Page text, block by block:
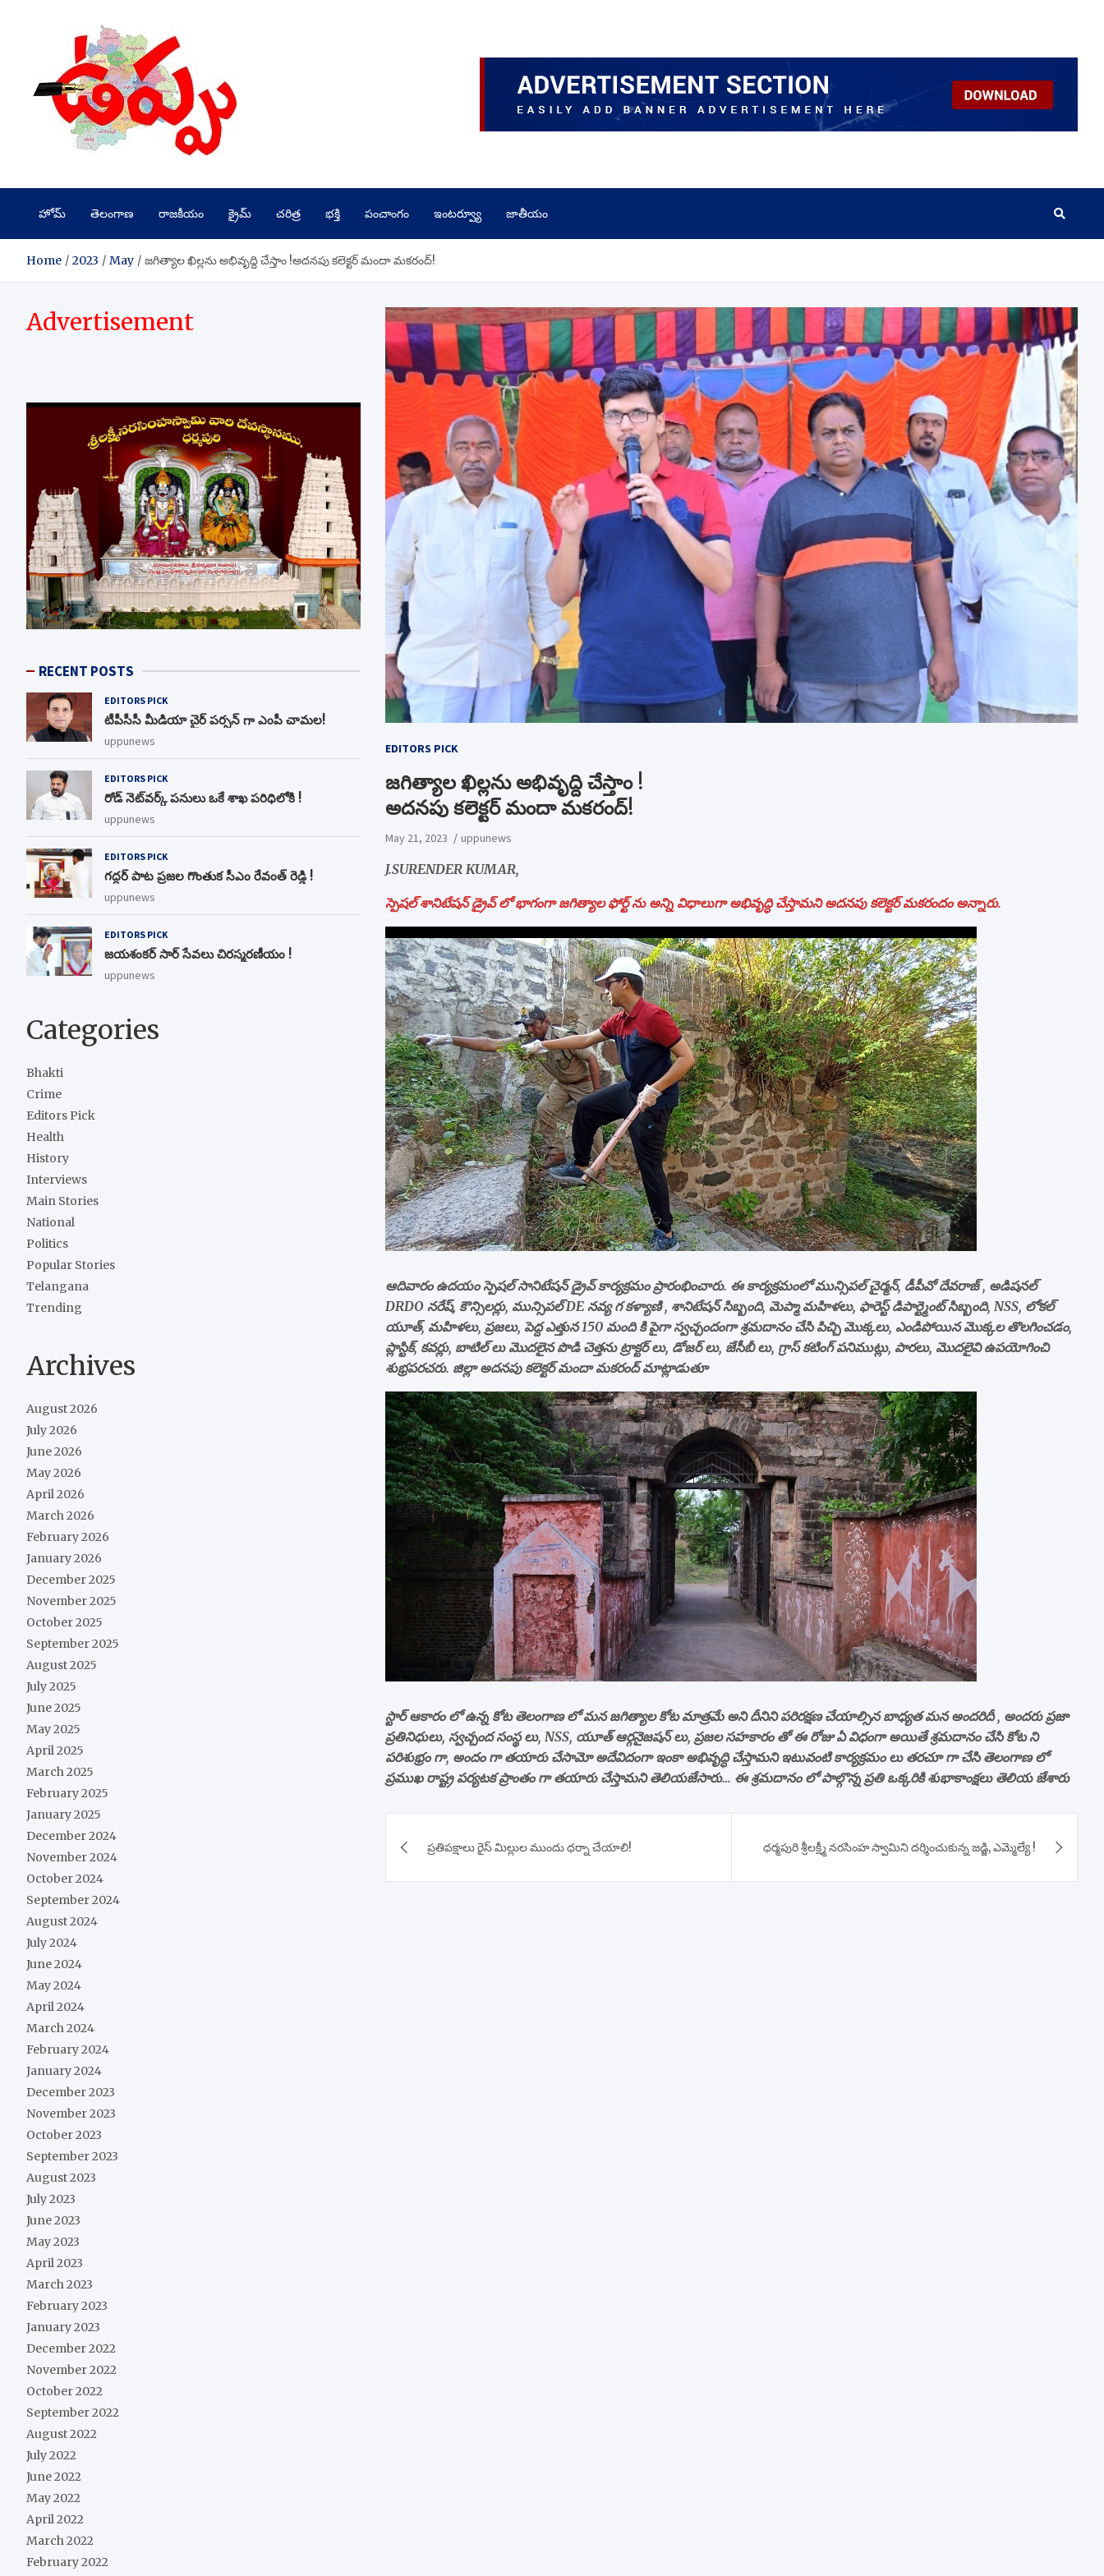
హోమ్ తెలంగాణ రాజకీయం క్రైమ్ చరిత్ర భక్తి పంచాంగం ఇంటర్వ్యూ జాతీయం
Home 2023 May జగిత్యాల ఖిల్లను అభివృద్ది చేస్తాం !అదనపు కలెక్టర్ మందా మకరంద్!
EDITORS PICK
జగిత్యాల ఖిల్లను అభివృద్ది చేస్తాం !
అదనపు కలెక్టర్ మందా మకరంద్!
May 21, 2023 uppunews
J.SURENDER KUMAR,
స్పెషల్ శానిటేషన్ డ్రైవ్ లో భాగంగా జగిత్యాల ఫోర్ట్ ను అన్ని విధాలుగా అభివృద్ధి చేస్తామని అదనపు కలెక్టర్ మకరందం అన్నారు.
ఆదివారం ఉదయం స్పెషల్ సానిటేషన్ డ్రైవ్ కార్యక్రమం ప్రారంభించారు. ఈ కార్యక్రమంలో మున్సిపల్ చైర్మన్, డీపీవో దేవరాజ్ , అడిషనల్
DRDO నరేష్, కౌన్సిలర్లు, మున్సిపల్ DE నవ్య గ కళ్యాణి , శానిటేషన్ సిబ్బంది, మెప్మా మహిళలు, ఫారెస్ట్ డిపార్ట్మెంట్ సిబ్బంది, NSS, లోకల్
యూత్, మహిళలు, ప్రజలు, పెద్ద ఎత్తున 150 మంది కి పైగా స్వచ్చందంగా శ్రమదానం చేసి పిచ్చి మొక్కలు, ఎండిపోయిన మొక్కల తొలగించడం,
ప్లాస్టిక్, కవర్లు, బాటిల్ లు మొదలైన పొడి చెత్తను ట్రాక్టర్ లు, డోజర్ లు, జేసీబీ లు, గ్రాస్ కటింగ్ పనిముట్లు, పారలు, మొదలైవి ఉపయోగించి
శుభ్రపరచరు. జిల్లా అదనపు కలెక్టర్ మందా మకరంద్ మాట్లాడుతూ
స్టార్ ఆకారం లో ఉన్న కోట తెలంగాణ లో మన జగిత్యాల కోట మాత్రమే అని దీనిని పరిరక్షణ చేయాల్సిన బాధ్యత మన అందరిదీ , అందరు ప్రజా
ప్రతినిధులు, స్వచ్చంద సంస్థ లు, NSS, యూత్ ఆర్గనైజషన్ లు, ప్రజల సహకారం తో ఈ రోజు ఏ విధంగా అయితే శ్రమదానం చేసి కోట ని
పరిశుభ్రం గా, అందం గా తయారు చేసామో అదేవిదంగా ఇంకా అభివృద్ధి చేస్తామని ఇటువంటి కార్యక్రమం లు తరచూ గా చేసి తెలంగాణ లో
ప్రముఖ రాష్ట్ర పర్యటక ప్రాంతం గా తయారు చేస్తామని తెలియజేసారు… ఈ శ్రమదానం లో పాల్గొన్న ప్రతి ఒక్కరికి శుభాకాంక్షలు తెలియ జేశారు
navigation
ప్రతిపక్షాలు రైస్ మిల్లుల ముందు ధర్నా చేయాలి! ధర్మపురి శ్రీలక్ష్మీ నరసింహ స్వామిని దర్శించుకున్న జడ్జి, ఎమ్మెల్యే !
Advertisement
RECENT POSTS
EDITORS PICK
టీపీసీసీ మీడియా చైర్ పర్సన్ గా ఎంపీ చామల!
uppunews
EDITORS PICK
రోడ్ నెట్‌వర్క్‌ పనులు ఒకే శాఖ పరిధిలోకి !
uppunews
EDITORS PICK
గద్దర్ పాట ప్రజల గొంతుక సీఎం రేవంత్ రెడ్డి !
uppunews
EDITORS PICK
జయశంకర్ సార్ సేవలు చిరస్మరణీయం !
uppunews
Categories
Bhakti
Crime
Editors Pick
Health
History
Interviews
Main Stories
National
Politics
Popular Stories
Telangana
Trending
Archives
August 2026
July 2026
June 2026
May 2026
April 2026
March 2026
February 2026
January 2026
December 2025
November 2025
October 2025
September 2025
August 2025
July 2025
June 2025
May 2025
April 2025
March 2025
February 2025
January 2025
December 2024
November 2024
October 2024
September 2024
August 2024
July 2024
June 2024
May 2024
April 2024
March 2024
February 2024
January 2024
December 2023
November 2023
October 2023
September 2023
August 2023
July 2023
June 2023
May 2023
April 2023
March 2023
February 2023
January 2023
December 2022
November 2022
October 2022
September 2022
August 2022
July 2022
June 2022
May 2022
April 2022
March 2022
February 2022